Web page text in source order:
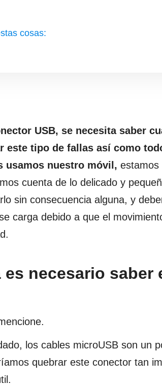
cosas:
USB, se necesita saber
este tipo de fallas así como
usamos nuestro móvil, estamos
cuenta de lo delicado y
sin consecuencia alguna, y
carga debido a que el
necesario saber
los cables microUSB son un
quebrar este conector tan